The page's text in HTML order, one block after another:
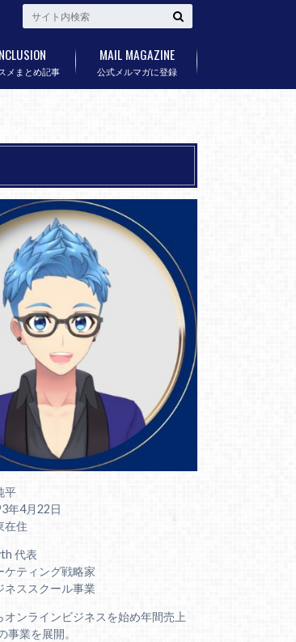
メまとめ記事 公式メルマガに登録
MAIL MAGAZINE
年4月22日
住
代表
ケティング戦略家
ネススクール事業
オンラインビジネスを始め年間売上
事業を展開。